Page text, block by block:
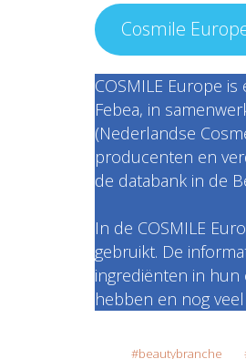
Cosmile
COSMILE Europe
Febea, in
(Nederlandse
producenten en
de databank in de
In de COSMILE
gebruikt. De
ingrediënten in
hebben en nog
beautybranche